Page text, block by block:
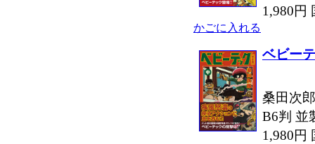
1,980円
かごに入れる
ベビー
桑田次
B6判 並
1,980円